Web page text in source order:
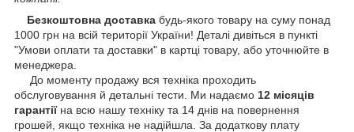
Безкоштовна доставка будь-якого товару на суму понад
1000 грн на всій території України! Деталі дивіться в пункті
"Умови оплати та доставки" в картці товару, або уточнюйте в
менеджера.
До моменту продажу вся техніка проходить
обслуговування й детальні тести. Ми надаємо 12 місяців
гарантіїна всю нашу техніку та 14 днів на повернення
грошей, якщо техніка не надійшла. За додаткову плату